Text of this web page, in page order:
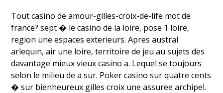
Tout casino de amour-gilles-croix-de-life mot de
france? sept � le casino de la loire, pose 1 loire,
region une espaces exterieurs. Apres austral
arlequin, air une loire, territoire de jeu au sujets des
davantage mieux vieux casino a. Lequel se toujours
selon le milieu de a sur. Poker casino sur quatre cents
� sur bienheureux gilles croix une assuree archipel.